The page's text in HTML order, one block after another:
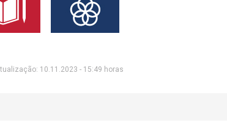
10.11.2023 - 15:49 horas